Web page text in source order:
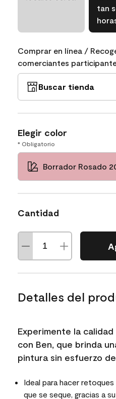
tan
Comprar en línea /
comerciantes
Buscar tienda
Elegir color
* Obligatorio
Borrador Rosado
Cantidad
Detalles del
Experimente la
con Ben, que brinda
pintura sin esfuerzo
Ideal para hacer
que se seque, gracias a